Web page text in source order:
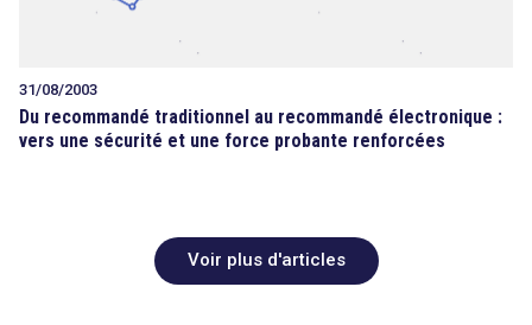
31/08/2003
Du recommandé traditionnel au recommandé électronique :
vers une sécurité et une force probante renforcées
Voir plus d'articles